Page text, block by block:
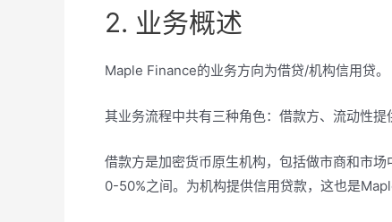
2. 业务概述
Maple Finance的业务方向为借贷/机构信用贷。
其业务流程中共有三种角色：借款方、流动性提
借款方是加密货币原生机构，包括做市商和市
0-50%之间。为机构提供信用贷款，这也是